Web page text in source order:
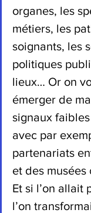
organes, les
métiers, les
soignants, les
politiques
lieux… Or on
émerger de
signaux
avec par
partenariats
et des
Et si l’on allait
l’on